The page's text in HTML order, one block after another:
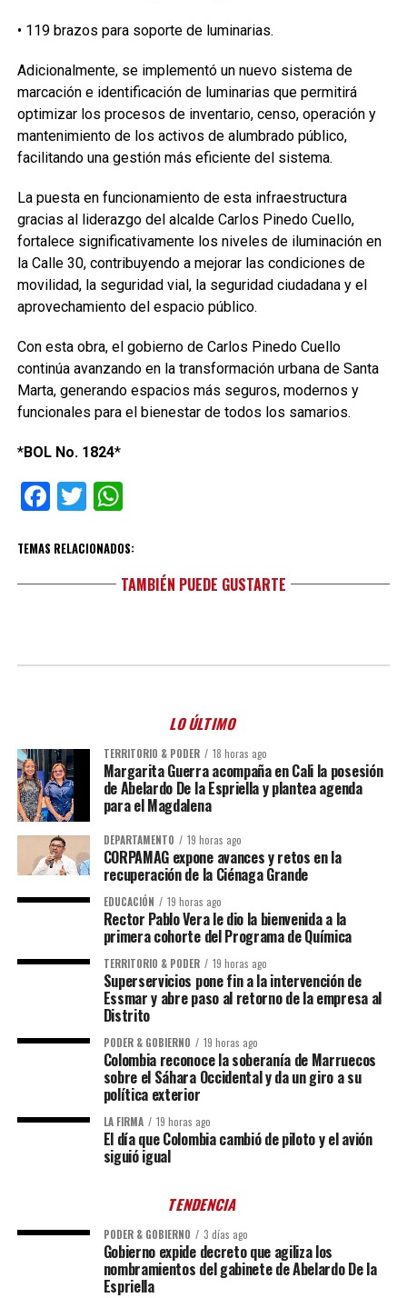
• 119 brazos para soporte de luminarias.
Adicionalmente, se implementó un nuevo sistema de
marcación e identificación de luminarias que permitirá
optimizar los procesos de inventario, censo, operación y
mantenimiento de los activos de alumbrado público,
facilitando una gestión más eficiente del sistema.
La puesta en funcionamiento de esta infraestructura
gracias al liderazgo del alcalde Carlos Pinedo Cuello,
fortalece significativamente los niveles de iluminación en
la Calle 30, contribuyendo a mejorar las condiciones de
movilidad, la seguridad vial, la seguridad ciudadana y el
aprovechamiento del espacio público.
Con esta obra, el gobierno de Carlos Pinedo Cuello
continúa avanzando en la transformación urbana de Santa
Marta, generando espacios más seguros, modernos y
funcionales para el bienestar de todos los samarios.
*BOL No. 1824*
Facebook
TwitterWhatsApp
TEMAS RELACIONADOS:
TAMBIÉN PUEDE GUSTARTE
LO ÚLTIMO
TERRITORIO & PODER 18 horas ago
Margarita Guerra acompaña en Cali la posesión
de Abelardo De la Espriella y plantea agenda
para el Magdalena
DEPARTAMENTO 19 horas ago
CORPAMAG expone avances y retos en la
recuperación de la Ciénaga Grande
EDUCACIÓN 19 horas ago
Rector Pablo Vera le dio la bienvenida a la
primera cohorte del Programa de Química
TERRITORIO & PODER 19 horas ago
Superservicios pone fin a la intervención de
Essmar y abre paso al retorno de la empresa al
Distrito
PODER & GOBIERNO 19 horas ago
Colombia reconoce la soberanía de Marruecos
sobre el Sáhara Occidental y da un giro a su
política exterior
LA FIRMA 19 horas ago
El día que Colombia cambió de piloto y el avión
siguió igual
TENDENCIA
PODER & GOBIERNO 3 días ago
Gobierno expide decreto que agiliza los
nombramientos del gabinete de Abelardo De la
Espriella